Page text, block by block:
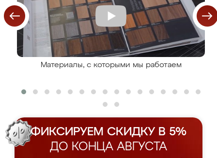
Материалы, с которыми мы работаем
ФИКСИРУЕМ СКИДКУ В 5%
ДО КОНЦА АВГУСТА